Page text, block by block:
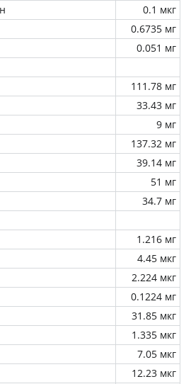
0.1 мкг
0.6735 мг
0.051 мг
111.78 мг
33.43 мг
9 мг
137.32 мг
39.14 мг
51 мг
34.7 мг
1.216 мг
4.45 мкг
2.224 мкг
0.1224 мг
31.85 мкг
1.335 мкг
7.05 мкг
12.23 мкг